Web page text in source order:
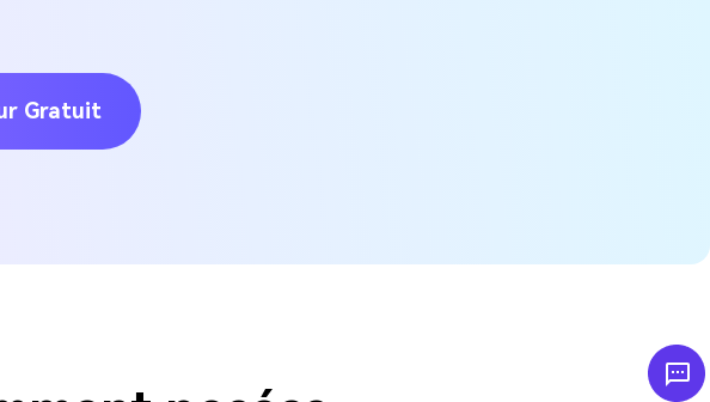
Gratuit